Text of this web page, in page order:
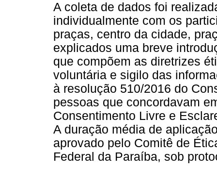
A coleta de dados foi
individualmente com os
praças, centro da cidade,
explicados uma breve
que compõem as diretrizes
voluntária e sigilo das
à resolução 510/2016 do
pessoas que concordavam
Consentimento Livre e
A duração média de
aprovado pelo Comitê de
Federal da Paraíba, sob